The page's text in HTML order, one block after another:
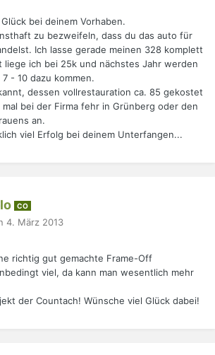
bei deinem Vorhaben.
zu bezweifeln, dass du das auto für
Ich lasse gerade meinen 328 komplett
liege ich bei 25k und nächstes Jahr werden
- 10 dazu kommen.
dessen vollrestauration ca. 85 gekostet
bei der Firma fehr in Grünberg oder den
an.
viel Erfolg bei deinem Unterfangen...
CO
4. März 2013
richtig gut gemachte Frame-Off
viel, da kann man wesentlich mehr
der Countach! Wünsche viel Glück dabei!